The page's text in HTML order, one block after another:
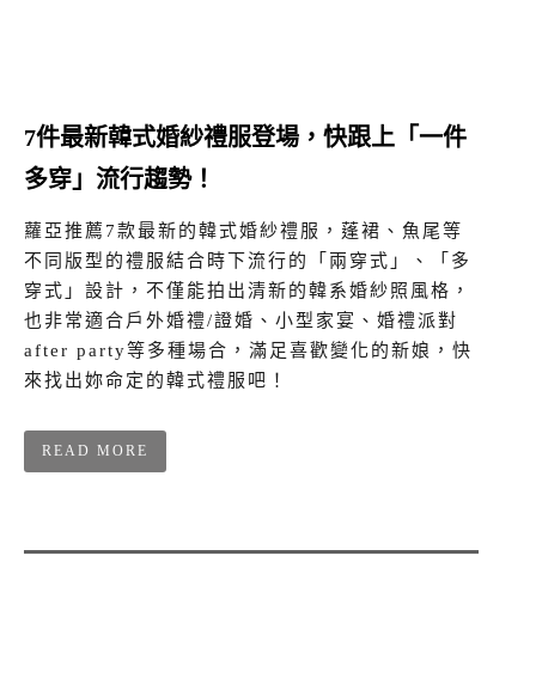
7件最新韓式婚紗禮服登場，快跟上「一件
多穿」流行趨勢！
蘿亞推薦7款最新的韓式婚紗禮服，蓬裙、魚尾等
不同版型的禮服結合時下流行的「兩穿式」、「多
穿式」設計，不僅能拍出清新的韓系婚紗照風格，
也非常適合戶外婚禮/證婚、小型家宴、婚禮派對
after party等多種場合，滿足喜歡變化的新娘，快
來找出妳命定的韓式禮服吧！
READ MORE